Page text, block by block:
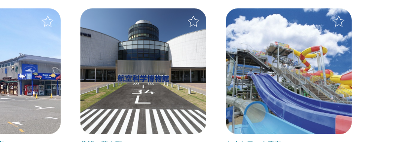
神崎町
多古町
東庄町
芝山町
睦沢町
長生村
白子町
長柄町
長南町